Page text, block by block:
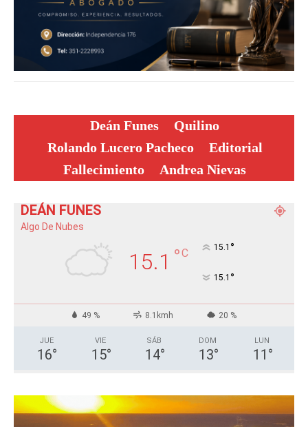
Deán Funes
Quilino
Rolando Lucero Pacheco
Editorial
Fallecimiento
Andrea Nievas
DEÁN FUNES
Algo De Nubes
15.1 °C 15.1 °
15.1 °
49 % 8.1kmh 20 %
JUE
16°
VIE
15°
SÁB
14°
DOM
13°
LUN
11 °